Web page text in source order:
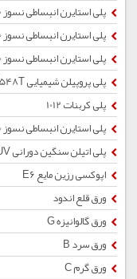
پلی استایرن انبساطی نسوز SE150
پلی استایرن انبساطی نسوز SE350
پلی استایرن انبساطی نسوز SE250
پلی پروپیلن شیمیایی EPX548T
پلی کربنات 1012
پلی استایرن انبساطی نسوز SE50
پلی اتیلن سنگین دورانی 38504UV
اپوکسی رزین مایع E6
ورق قلع اندود
ورق گالوانیزه G
ورق سرد B
ورق گرم C